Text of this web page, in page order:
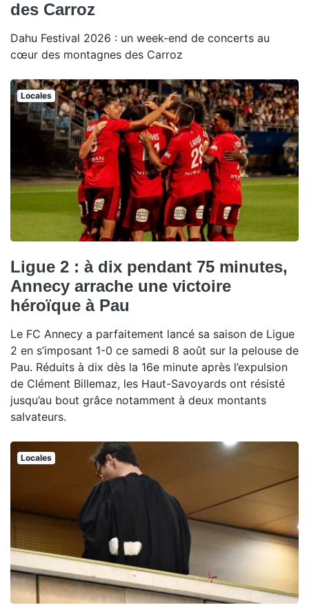
des Carroz
Dahu Festival 2026 : un week-end de concerts au
cœur des montagnes des Carroz
Locales
Ligue 2 : à dix pendant 75 minutes,
Annecy arrache une victoire
héroïque à Pau
Le FC Annecy a parfaitement lancé sa saison de Ligue
2 en s’imposant 1-0 ce samedi 8 août sur la pelouse de
Pau. Réduits à dix dès la 16e minute après l’expulsion
de Clément Billemaz, les Haut-Savoyards ont résisté
jusqu’au bout grâce notamment à deux montants
salvateurs.
Locales